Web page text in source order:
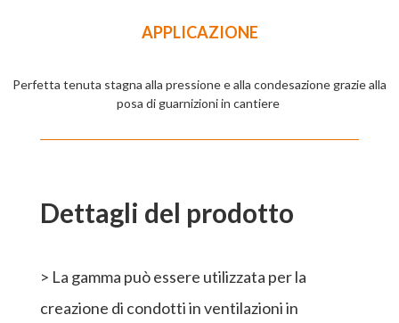
APPLICAZIONE
Perfetta tenuta stagna alla pressione e alla condesazione grazie alla
posa di guarnizioni in cantiere
Dettagli del prodotto
> La gamma può essere utilizzata per la
creazione di condotti in ventilazioni in